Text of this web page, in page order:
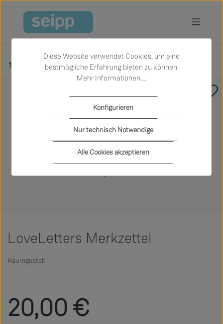
Zum Hauptinhalt springen
Produkte Accessoires Bücher und Zeitschriften
LoveLetters Merkzettel
Raumgestalt
20,00 €
Diese Website verwendet Cookies, um eine
bestmögliche Erfahrung bieten zu können.
Mehr Informationen ...
Nur technisch Notwendige
Konfigurieren
Alle Cookies akzeptieren